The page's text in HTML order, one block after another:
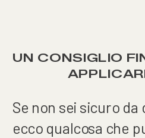
UN CONSIGLIO
Se non sei sicuro da
ecco qualcosa che